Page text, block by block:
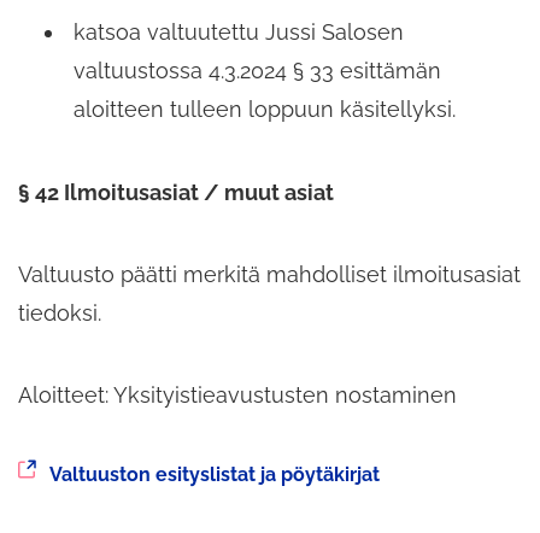
katsoa valtuutettu Jussi Salosen
valtuustossa 4.3.2024 § 33 esittämän
aloitteen tulleen loppuun käsitellyksi.
§ 42 Ilmoitusasiat / muut asiat
Valtuusto päätti merkitä mahdolliset ilmoitusasiat
tiedoksi.
Aloitteet: Yksityistieavustusten nostaminen
SiirrytValtuuston esityslistat ja pöytäkirjat